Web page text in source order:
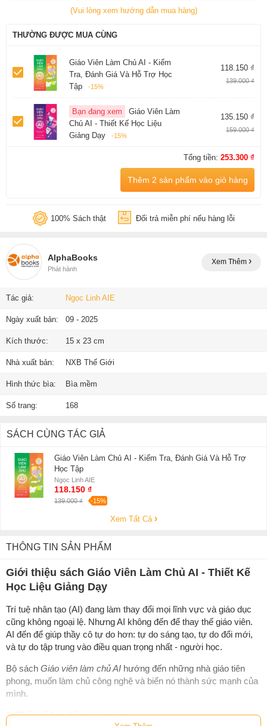
(Vui lòng xem hướng dẫn mua hàng)
THƯỜNG ĐƯỢC MUA CÙNG
Giáo Viên Làm Chủ AI - Kiểm
Tra, Đánh Giá Và Hỗ Trợ Học
Tập
-15%
118.150 ₫
139.000 ₫
Bạn đang xem
Giáo Viên Làm
Chủ AI - Thiết Kế Học Liệu
Giảng Dạy
-15%
135.150 ₫
159.000 ₫
Tổng tiền: 253.300 ₫
Thêm 2 sản phẩm vào giỏ hàng
100% Sách thật Đổi trả miễn phí nếu hàng lỗi
AlphaBooks
Phát hành
Xem Thêm
Tác giả: Ngọc Linh AIE
Ngày xuất bản: 09 - 2025
Kích thước: 15 x 23 cm
Nhà xuất bản: NXB Thế Giới
Hình thức bìa: Bìa mềm
Số trang: 168
SÁCH CÙNG TÁC GIẢ
Giáo Viên Làm Chủ AI - Kiểm Tra, Đánh Giá Và Hỗ Trợ
Học Tập
Ngọc Linh AIE
118.150 ₫
139.000 ₫ -15%
Xem Tất Cả
THÔNG TIN SẢN PHẨM
Giới thiệu sách Giáo Viên Làm Chủ AI - Thiết Kế
Học Liệu Giảng Dạy
Trí tuệ nhân tạo (AI) đang làm thay đổi mọi lĩnh vực và giáo dục
cũng không ngoại lệ. Nhưng AI không đến để thay thế giáo viên.
AI đến để giúp thầy cô tự do hơn: tự do sáng tạo, tự do đổi mới,
và tự do tập trung vào điều quan trọng nhất - người học.
Bộ sách Giáo viên làm chủ AI hướng đến những nhà giáo tiên
phong, muốn làm chủ công nghệ và biến nó thành sức mạnh của
mình.
1. Thiết kế học liệu giảng dạy